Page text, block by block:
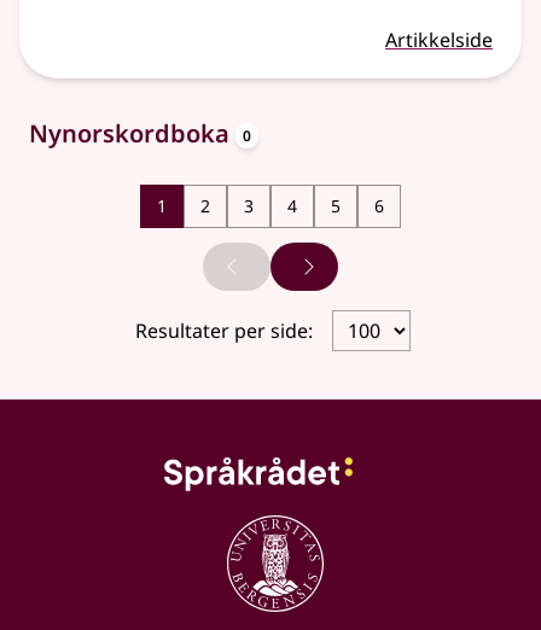
Artikkelside
Nynorskordboka 0
1 2 3 4 5 6
Forrige sideNeste side
Resultater per side: